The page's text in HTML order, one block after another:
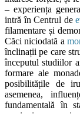
– experiența
intră în Centrul de
filamentare și
Căci niciodată a
înclinații pe care
începutul studiilor
formare ale
posibilitățile de
asemenea,
fundamentală în